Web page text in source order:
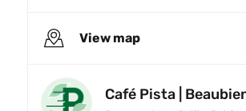
View map
Café Pista |